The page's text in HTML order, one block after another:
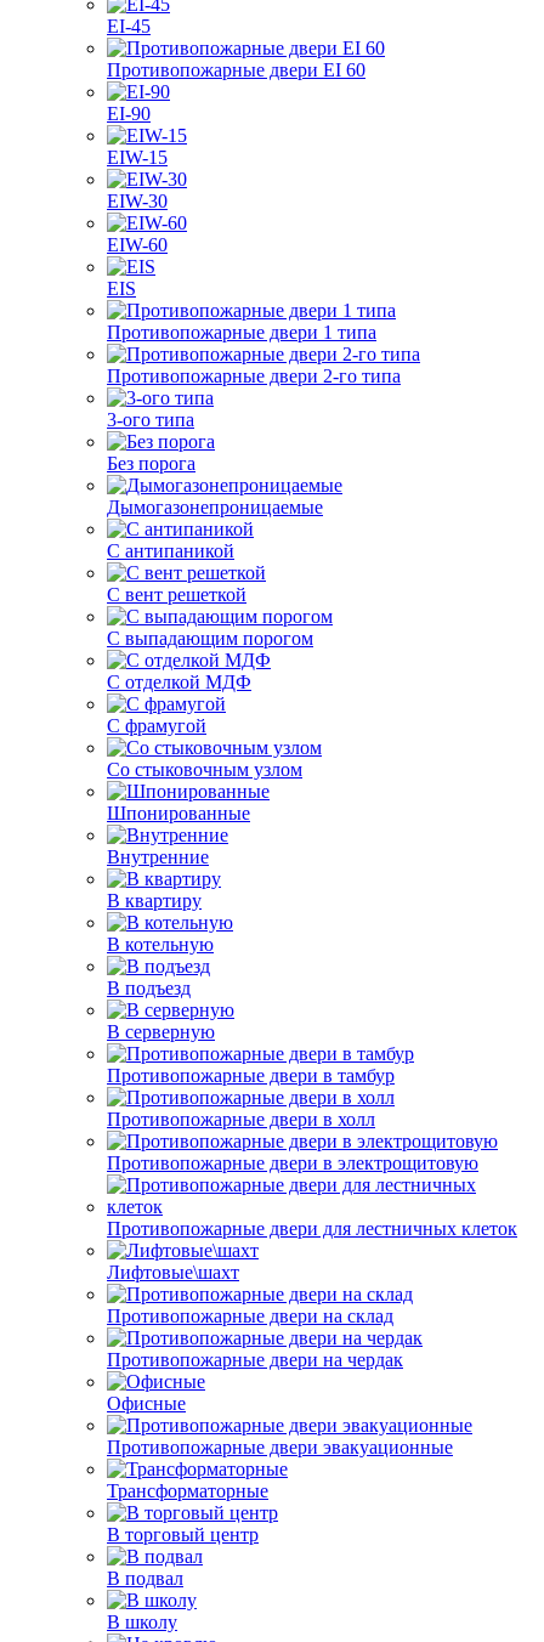
EI-45
Противопожарные двери EI 60
EI-90
EIW-15
EIW-30
EIW-60
EIS
Противопожарные двери 1 типа
Противопожарные двери 2-го типа
3-ого типа
Без порога
Дымогазонепроницаемые
С антипаникой
С вент решеткой
С выпадающим порогом
С отделкой МДФ
С фрамугой
Со стыковочным узлом
Шпонированные
Внутренние
В квартиру
В котельную
В подъезд
В серверную
Противопожарные двери в тамбур
Противопожарные двери в холл
Противопожарные двери в электрощитовую
Противопожарные двери для лестничных клеток
Лифтовые\шахт
Противопожарные двери на склад
Противопожарные двери на чердак
Офисные
Противопожарные двери эвакуационные
Трансформаторные
В торговый центр
В подвал
В школу